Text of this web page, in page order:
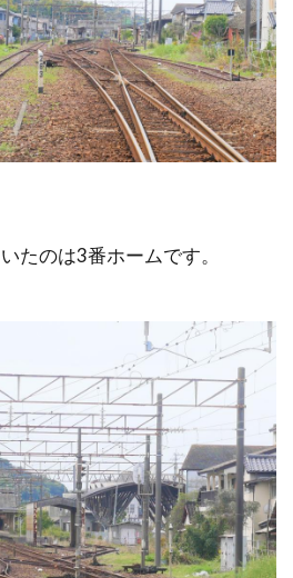
たのは3番ホームです。